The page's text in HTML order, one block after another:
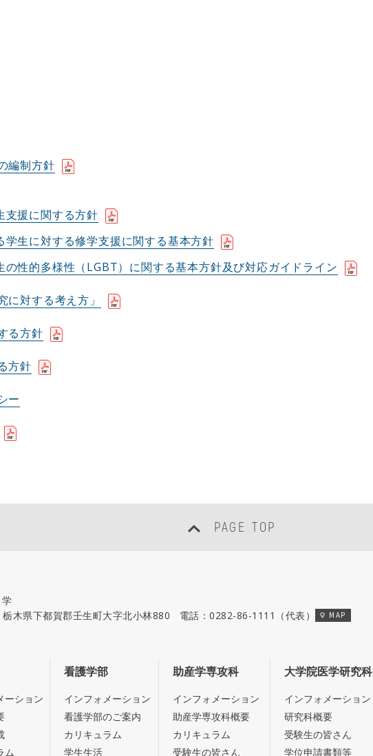
編制方針
支援に関する方針
生に対する修学支援に関する基本方針
の性的多様性（LGBT）に関する基本方針及び対応ガイドライン
対する考え方」
る方針
方針
ー
PAGE TOP
木県下都賀郡壬生町大字北小林880
電話： 0282-86-1111 （代表） MAP
ーション
ム
看護学部
インフォメーション
看護学部のご案内
カリキュラム
学生生活
助産学専攻科
インフォメーション
助産学専攻科概要
カリキュラム
受験生の皆さん
大学院医学研究科
インフォメーション
研究科概要
受験生の皆さん
学位申請書類等